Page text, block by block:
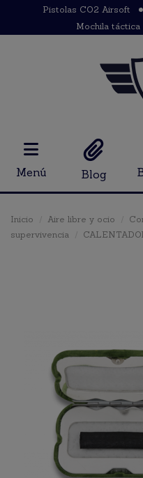
Pistolas CO2 Airsoft
Mochila táctica
Menú Blog
Inicio Aire libre y ocio
supervivencia